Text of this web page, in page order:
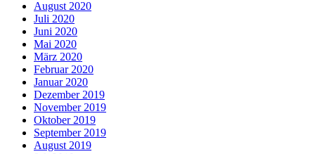
August 2020
Juli 2020
Juni 2020
Mai 2020
März 2020
Februar 2020
Januar 2020
Dezember 2019
November 2019
Oktober 2019
September 2019
August 2019